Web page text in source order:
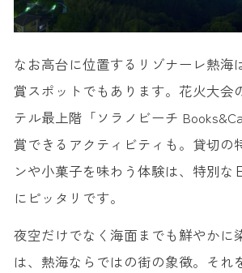
なお高台に位置するリゾナーレ熱海
賞スポットでもあります。花火大会
テル最上階「ソラノビーチ
賞できるアクティビティも。貸切の
ンや小菓子を味わう体験は、特別な
にピッタリです。
夜空だけでなく海面までも鮮やかに
は、熱海ならではの街の象徴。それ